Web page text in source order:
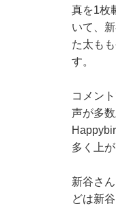
真を1枚
いて、
た太も
す。
コメン
声が多
多く上が
新谷さ
どは新